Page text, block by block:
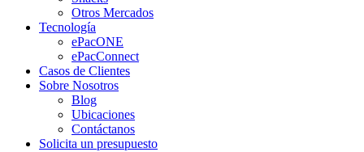
Otros Mercados
Tecnología
ePacONE
ePacConnect
Casos de Clientes
Sobre Nosotros
Blog
Ubicaciones
Contáctanos
Solicita un presupuesto